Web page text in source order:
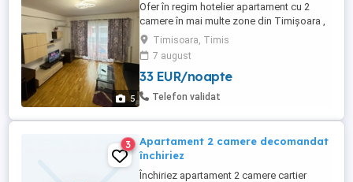
5
Ofer în regim hotelier apartament cu 2
camere în mai multe zone din Timișoara ,
apartamentele sunt utilate și mobilate la
nivel de lux , preț 175 ron Disponibil pentru
închiriere pe termen scurt zilnic weekend
Bucură-te de confortul unei locuințe
moderne, complet mobilate și utilate,
Timisoara, Timis
7 august
33 EUR/noapte
Telefon validat
3
Apartament 2 camere decomandat
închiriez
Închiriez apartament 2 camere cartier